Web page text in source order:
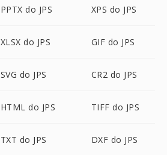
PPTX do JPS XPS do JPS
XLSX do JPS GIF do JPS
SVG do JPS CR2 do JPS
HTML do JPS TIFF do JPS
TXT do JPS DXF do JPS